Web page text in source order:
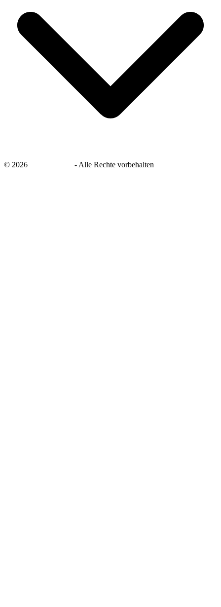
© 2026 - Alle Rechte vorbehalten